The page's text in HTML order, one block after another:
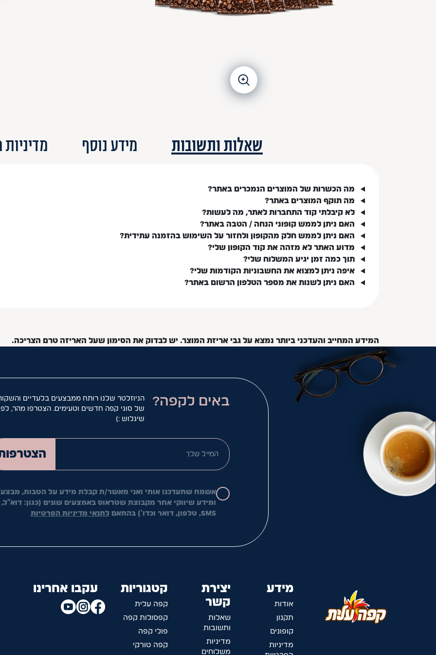
שאלות ותשובות מידע נוסף
מה הכשרות של המוצרים הנמכרים באתר?
מה תוקף המוצרים באתר?
לא קיבלתי קוד התחברות לאתר, מה לעשות?
האם ניתן לממש קופוני הנחה / הטבה באתר?
האם ניתן לממש חלק מהקופון ולחזור על השימוש בהזמנה עתידית?
מדוע האתר לא מזהה את קוד הקופון שלי?
תוך כמה זמן יגיע המשלוח שלי?
איפה ניתן למצוא את החשבוניות הקודמות שלי?
האם ניתן לשנות את מספר הטלפון הרשום באתר?
המידע המחייב והעדכני ביותר נמצא על גבי אריזת המוצר. יש לבדוק את הסימון שעל האריזה טרם הצריכה.
באים לקפה?
הניוזלטר שלנו רותח ממבצעים בלעדיים
של סוגי קפה חדשים וטעימים. הצטרפו מהר,
שיגלוש :)
אשמח שתעדכנו אותי ואני מאשר/ת קבלת מידע על הטבות,
ומידע שיווקי אחר מקבוצת שטראוס באמצעים שונים (כגון: דוא"ל,
SMS, טלפון, דואר וכדו') בהתאם
לתנאי מדיניות הפרטיות
מידע
אודות
תקנון
קופונים
מדיניות
יצירת
קשר
שאלות
ותשובות
מדיניות
משלוחים
קטגוריות
קפה עלית
קפסולות קפה
פולי קפה
קפה טורקי
עקבו אחרינו